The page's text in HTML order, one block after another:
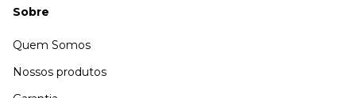
Sobre
Quem Somos
Nossos produtos